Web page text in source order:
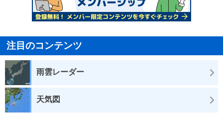
注目のコンテンツ
雨雲レーダー
天気図